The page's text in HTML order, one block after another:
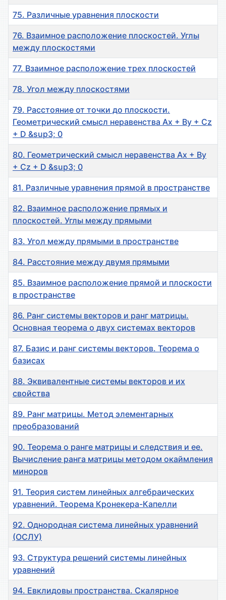
75. Различные уравнения плоскости
76. Взаимное расположение плоскостей. Углы
между плоскостями
77. Взаимное расположение трех плоскостей
78. Угол между плоскостями
79. Расстояние от точки до плоскости.
Геометрический смысл неравенства Ax + By + Cz
+ D &sup3; 0
80. Геометрический смысл неравенства Ax + By
+ Cz + D &sup3; 0
81. Различные уравнения прямой в пространстве
82. Взаимное расположение прямых и
плоскостей. Углы между прямыми
83. Угол между прямыми в пространстве
84. Расстояние между двумя прямыми
85. Взаимное расположение прямой и плоскости
в пространстве
86. Ранг системы векторов и ранг матрицы.
Основная теорема о двух системах векторов
87. Базис и ранг системы векторов. Теорема о
базисах
88. Эквивалентные системы векторов и их
свойства
89. Ранг матрицы. Метод элементарных
преобразований
90. Теорема о ранге матрицы и следствия и ее.
Вычисление ранга матрицы методом окаймления
миноров
91. Теория систем линейных алгебраических
уравнений. Теорема Кронекера-Капелли
92. Однородная система линейных уравнений
(ОСЛУ)
93. Структура решений системы линейных
уравнений
94. Евклидовы пространства. Скалярное